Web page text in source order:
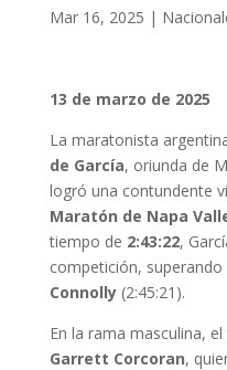
Mar 16, 2025 |
13 de marzo de 2025
La maratonista
de García, oriunda de
logró una contundente
Maratón de Napa
tiempo de 2:43:22,
competición,
Connolly(2:45:21).
En la rama masculina,
Garrett Corcoran,